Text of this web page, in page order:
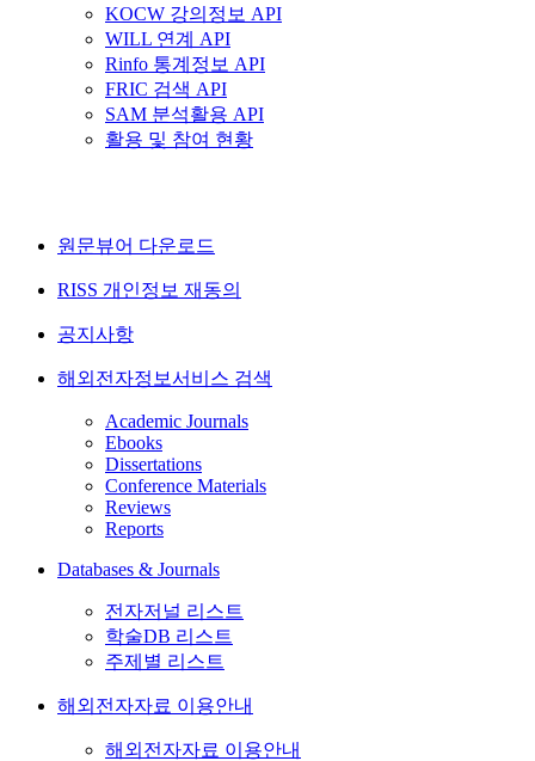
KOCW 강의정보 API
WILL 연계 API
Rinfo 통계정보 API
FRIC 검색 API
SAM 분석활용 API
활용 및 참여 현황
원문뷰어 다운로드
RISS 개인정보 재동의
공지사항
해외전자정보서비스 검색
Academic Journals
Ebooks
Dissertations
Conference Materials
Reviews
Reports
Databases & Journals
전자저널 리스트
학술DB 리스트
주제별 리스트
해외전자자료 이용안내
해외전자자료 이용안내